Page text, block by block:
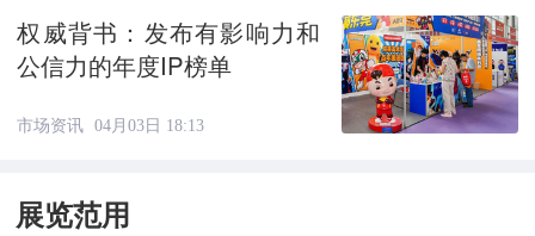
权威背书：发布有影响力和
公信力的年度IP榜单
市场资讯 04月03日 18:13
展览范用